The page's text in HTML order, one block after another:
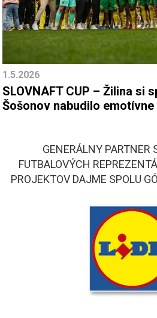
1.5.2026
SLOVNAFT CUP – Žilina si
Šošonov nabudilo
GENERÁLNY PARTNER
FUTBALOVÝCH
PROJEKTOV DAJME SPOLU